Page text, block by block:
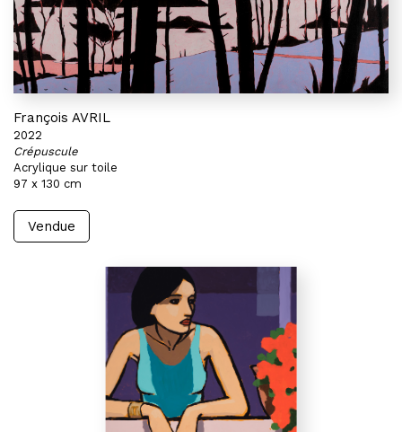
François AVRIL
2022
Crépuscule
Acrylique sur toile
97 x 130 cm
Vendue